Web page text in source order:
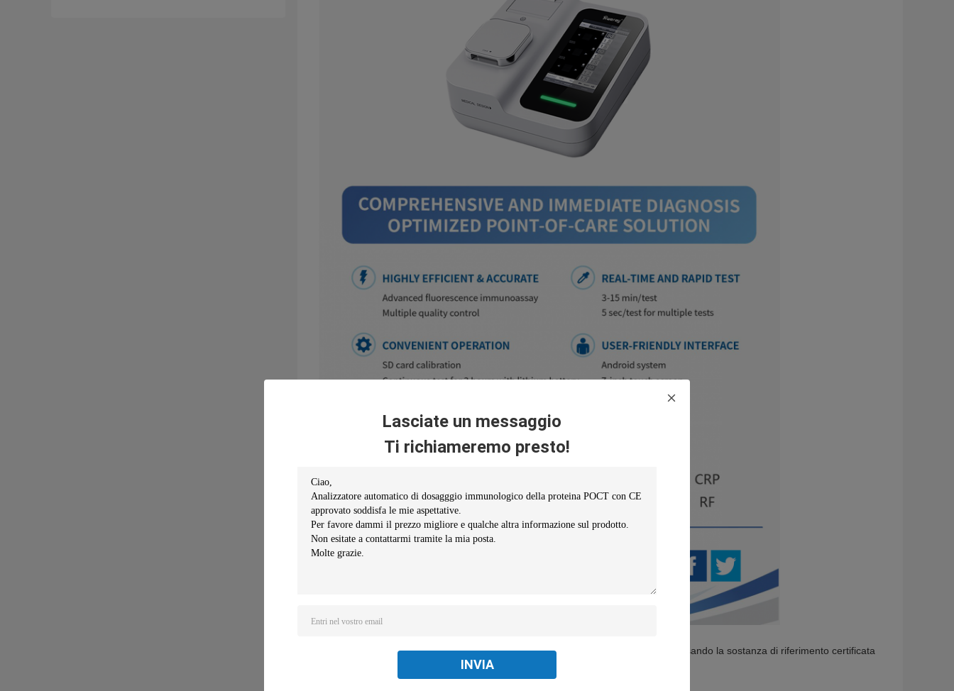
Lasciate un messaggio
Ti richiameremo presto!
INVIA
1.Accuracy: La deviazione relativa dovrebbe essere non non più di ±5% quando usando la sostanza di riferimento certificata